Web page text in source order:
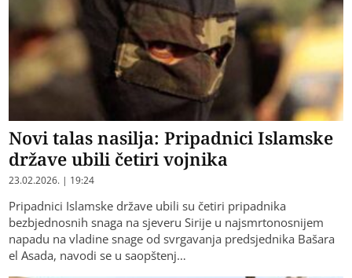
Novi talas nasilja: Pripadnici Islamske
države ubili četiri vojnika
23.02.2026. | 19:24
Pripadnici Islamske države ubili su četiri pripadnika
bezbjednosnih snaga na sjeveru Sirije u najsmrtonosnijem
napadu na vladine snage od svrgavanja predsjednika Bašara
el Asada, navodi se u saopštenj…